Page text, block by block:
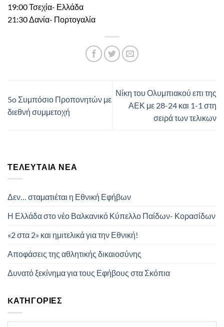
19:00 Τσεχία- Ελλάδα
21:30 Δανία- Πορτογαλία
5o Συμπόσιο Προπονητών με
διεθνή συμμετοχή
Νίκη του Ολυμπιακού επι της
ΑΕΚ με 28-24 και 1-1 στη
σειρά των τελικων
ΤΕΛΕΥΤΑΊΑ ΝΈΑ
Δεν… σταματιέται η Εθνική Εφήβων
Η Ελλάδα στο νέο Βαλκανικό Κύπελλο Παίδων- Κορασίδων
«2 στα 2» και ημιτελικά για την Εθνική!
Αποφάσεις της αθλητικής δικαιοσύνης
Δυνατό ξεκίνημα για τους Εφήβους στα Σκόπια
KΑΤΗΓΟΡΊΕΣ